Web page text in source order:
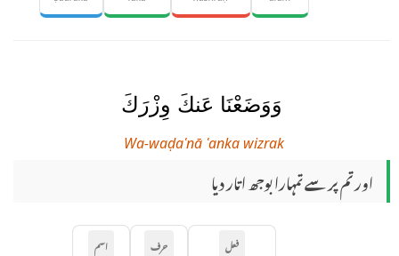
وَوَضَعْنَا عَنكَ وِزْرَكَ
Wa-waḍaʿnā ʿanka wizrak
اور تم پر سے تمہارا بوجھ اتار دیا
فعل حرف اسم